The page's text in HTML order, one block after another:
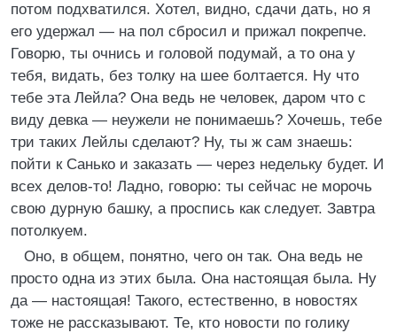
потом подхватился. Хотел, видно, сдачи дать, но я
его удержал — на пол сбросил и прижал покрепче.
Говорю, ты очнись и головой подумай, а то она у
тебя, видать, без толку на шее болтается. Ну что
тебе эта Лейла? Она ведь не человек, даром что с
виду девка — неужели не понимаешь? Хочешь, тебе
три таких Лейлы сделают? Ну, ты ж сам знаешь:
пойти к Санько и заказать — через недельку будет. И
всех делов-то! Ладно, говорю: ты сейчас не морочь
свою дурную башку, а проспись как следует. Завтра
потолкуем.
Оно, в общем, понятно, чего он так. Она ведь не
просто одна из этих была. Она настоящая была. Ну
да — настоящая! Такого, естественно, в новостях
тоже не рассказывают. Те, кто новости по голику